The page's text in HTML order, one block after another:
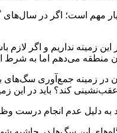
مهم است؛ اگر در سال‌های
زمینه نداریم و اگر لازم
منطقه می‌دهم اما به شرط
در زمینه جمع‌آوری
عقب‌نشینی کند؟ باید در
به دلیل عدم انجام درست